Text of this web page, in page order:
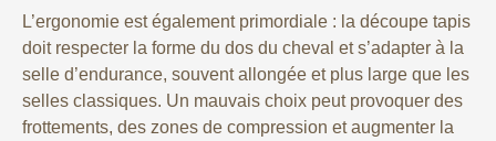
L’ergonomie est également primordiale : la découpe tapis
doit respecter la forme du dos du cheval et s’adapter à la
selle d’endurance, souvent allongée et plus large que les
selles classiques. Un mauvais choix peut provoquer des
frottements, des zones de compression et augmenter la